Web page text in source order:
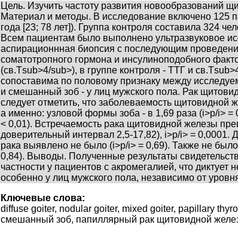
Цель. Изучить частоту развития новообразований
Материал и методы. В исследование включено 125
года [23; 78 лет]). Группа контроля составила 324
Всем пациентам было выполнено ультразвуковое
аспирационнная биопсия с последующим
соматотропного гормона и инсулиноподобного
(св.Тsub>4/sub>), в группе контроля - ТТГ и
сопоставима по половому признаку между
и смешанный зоб - у лиц мужского пола. Рак
следует отметить, что заболеваемость
а именно: узловой формы зоба - в 1,69 раза (i>р/i> =
< 0,01). Встречаемость рака щитовидной железы
доверительный интервал 2,5-17,82), i>р/i> = 0,0001.
рака выявлено не было (i>р/i> = 0,69). Также не
0,84). Выводы. Полученные результаты
частности у пациентов с акромегалией, что
особенно у лиц мужского пола, независимо от
Ключевые слова:
diffuse goiter, nodular goiter, mixed goiter, papillary
смешанный зоб, папиллярный рак щитовидной